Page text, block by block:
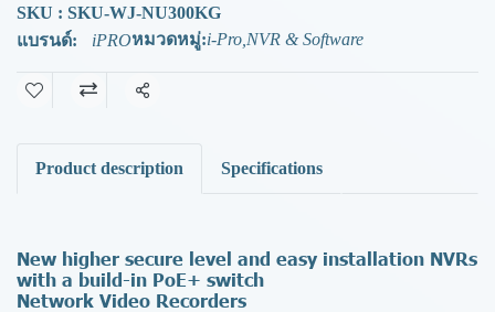
SKU : SKU-WJ-NU300KG
แบรนด์:
iPROหมวดหมู่:i-Pro NVR & Software
แชร์
Product description Specifications
New higher secure level and easy installation NVRs
with a build-in PoE+ switch
Network Video Recorders